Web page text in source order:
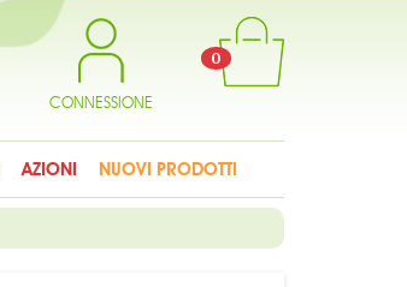
CONNESSIONE
0
AZIONI NUOVI PRODOTTI